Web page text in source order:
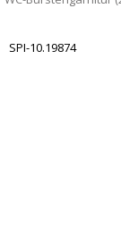
SPI-10.19874